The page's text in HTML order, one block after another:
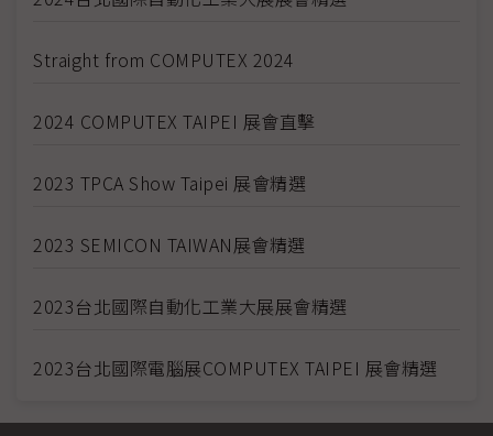
Straight from COMPUTEX 2024
2024 COMPUTEX TAIPEI 展會直擊
2023 TPCA Show Taipei 展會精選
2023 SEMICON TAIWAN展會精選
2023台北國際自動化工業大展展會精選
2023台北國際電腦展COMPUTEX TAIPEI 展會精選